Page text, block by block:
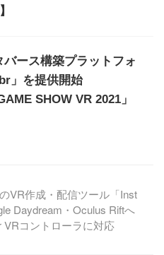
ース構築プラットフォ
」を提供開始
SHOW VR 2021」
VR作成・配信ツール「Inst
Daydream・Oculus Riftへ
VRコントローラに対応